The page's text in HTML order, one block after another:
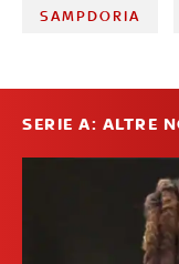
SAMPDORIA
SERIE A: ALTRE